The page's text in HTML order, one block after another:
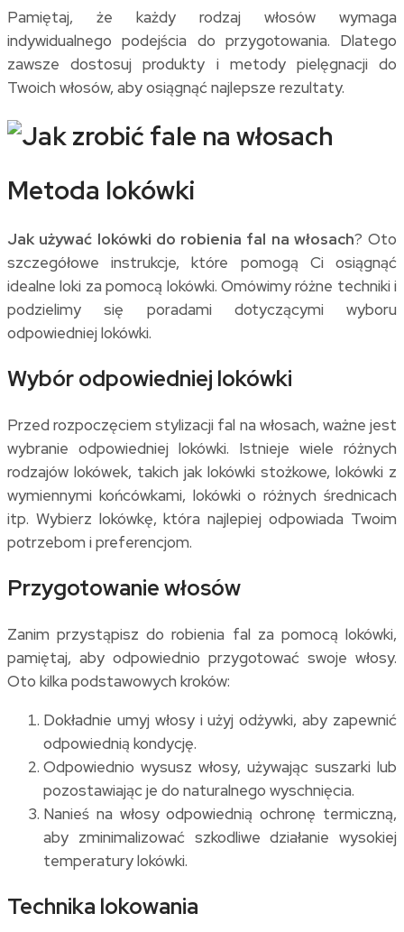
Pamiętaj, że każdy rodzaj włosów wymaga
indywidualnego podejścia do przygotowania. Dlatego
zawsze dostosuj produkty i metody pielęgnacji do
Twoich włosów, aby osiągnąć najlepsze rezultaty.
Metoda lokówki
Jak używać lokówki do robienia fal na włosach? Oto
szczegółowe instrukcje, które pomogą Ci osiągnąć
idealne loki za pomocą lokówki. Omówimy różne techniki i
podzielimy się poradami dotyczącymi wyboru
odpowiedniej lokówki.
Wybór odpowiedniej lokówki
Przed rozpoczęciem stylizacji fal na włosach, ważne jest
wybranie odpowiedniej lokówki. Istnieje wiele różnych
rodzajów lokówek, takich jak lokówki stożkowe, lokówki z
wymiennymi końcówkami, lokówki o różnych średnicach
itp. Wybierz lokówkę, która najlepiej odpowiada Twoim
potrzebom i preferencjom.
Przygotowanie włosów
Zanim przystąpisz do robienia fal za pomocą lokówki,
pamiętaj, aby odpowiednio przygotować swoje włosy.
Oto kilka podstawowych kroków:
Dokładnie umyj włosy i użyj odżywki, aby zapewnić
odpowiednią kondycję.
Odpowiednio wysusz włosy, używając suszarki lub
pozostawiając je do naturalnego wyschnięcia.
Nanieś na włosy odpowiednią ochronę termiczną,
aby zminimalizować szkodliwe działanie wysokiej
temperatury lokówki.
Technika lokowania